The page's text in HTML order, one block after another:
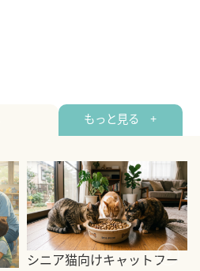
もっと見る +
シニア猫向けキャットフー